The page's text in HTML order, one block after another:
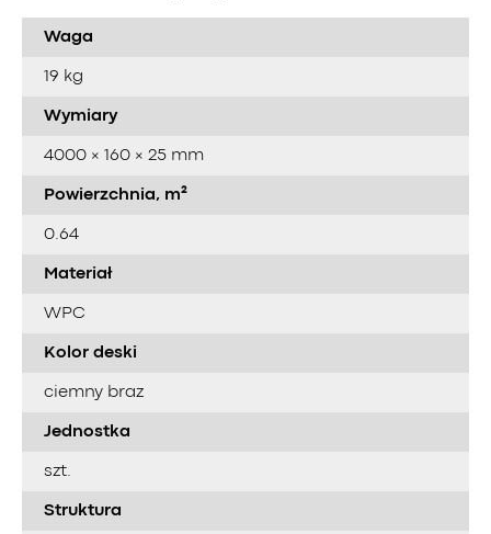
Waga
19 kg
Wymiary
4000 × 160 × 25 mm
Powierzchnia, m²
0.64
Materiał
WPC
Kolor deski
ciemny braz
Jednostka
szt.
Struktura